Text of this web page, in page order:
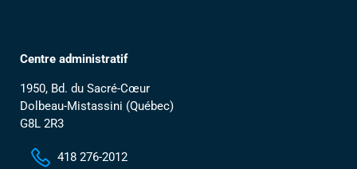
Centre administratif
1950, Bd. du Sacré-Cœur
Dolbeau-Mistassini (Québec)
G8L 2R3
418 276-2012